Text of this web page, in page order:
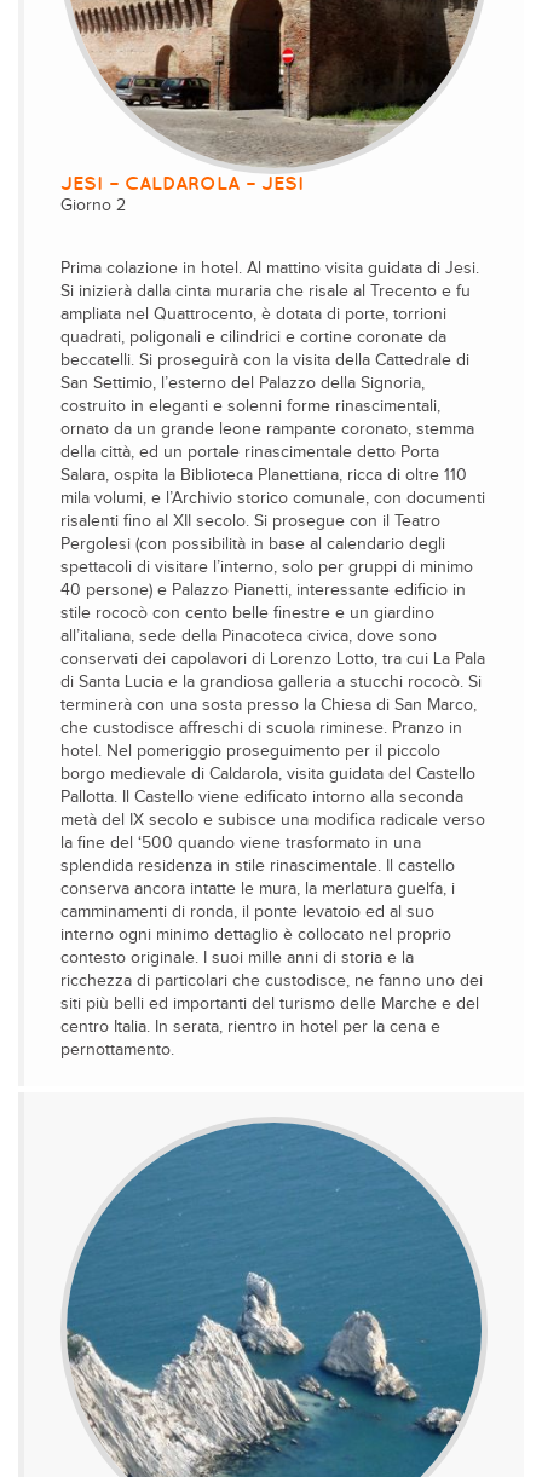
JESI – CALDAROLA – JESI
Giorno 2
Prima colazione in hotel. Al mattino visita guidata di Jesi.
Si inizierà dalla cinta muraria che risale al Trecento e fu
ampliata nel Quattrocento, è dotata di porte, torrioni
quadrati, poligonali e cilindrici e cortine coronate da
beccatelli. Si proseguirà con la visita della Cattedrale di
San Settimio, l’esterno del Palazzo della Signoria,
costruito in eleganti e solenni forme rinascimentali,
ornato da un grande leone rampante coronato, stemma
della città, ed un portale rinascimentale detto Porta
Salara, ospita la Biblioteca Planettiana, ricca di oltre 110
mila volumi, e l’Archivio storico comunale, con documenti
risalenti fino al XII secolo. Si prosegue con il Teatro
Pergolesi (con possibilità in base al calendario degli
spettacoli di visitare l’interno, solo per gruppi di minimo
40 persone) e Palazzo Pianetti, interessante edificio in
stile rococò con cento belle finestre e un giardino
all’italiana, sede della Pinacoteca civica, dove sono
conservati dei capolavori di Lorenzo Lotto, tra cui La Pala
di Santa Lucia e la grandiosa galleria a stucchi rococò. Si
terminerà con una sosta presso la Chiesa di San Marco,
che custodisce affreschi di scuola riminese. Pranzo in
hotel. Nel pomeriggio proseguimento per il piccolo
borgo medievale di Caldarola, visita guidata del Castello
Pallotta. Il Castello viene edificato intorno alla seconda
metà del IX secolo e subisce una modifica radicale verso
la fine del ‘500 quando viene trasformato in una
splendida residenza in stile rinascimentale. Il castello
conserva ancora intatte le mura, la merlatura guelfa, i
camminamenti di ronda, il ponte levatoio ed al suo
interno ogni minimo dettaglio è collocato nel proprio
contesto originale. I suoi mille anni di storia e la
ricchezza di particolari che custodisce, ne fanno uno dei
siti più belli ed importanti del turismo delle Marche e del
centro Italia. In serata, rientro in hotel per la cena e
pernottamento.